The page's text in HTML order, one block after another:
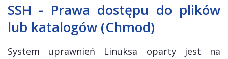
SSH - Prawa dostępu do plików
lub katalogów (Chmod)
System uprawnień Linuksa oparty jest na